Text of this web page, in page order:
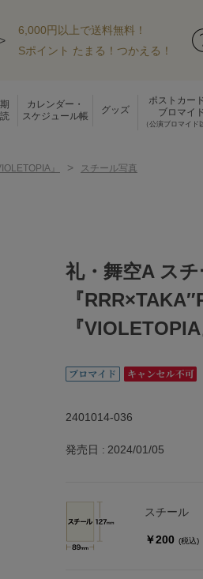
6,000円以上で送料無料！
Sポイント たまる！つかえる！
カレンダー・
スケジュール帳
グッズ
ポストカー
ブロマイ
（公演ブロマイド
』 > スチール写真
礼・舞空A ス
『
『
2401014-036
発売日 2024/01/05
スチール
￥200 (税込)